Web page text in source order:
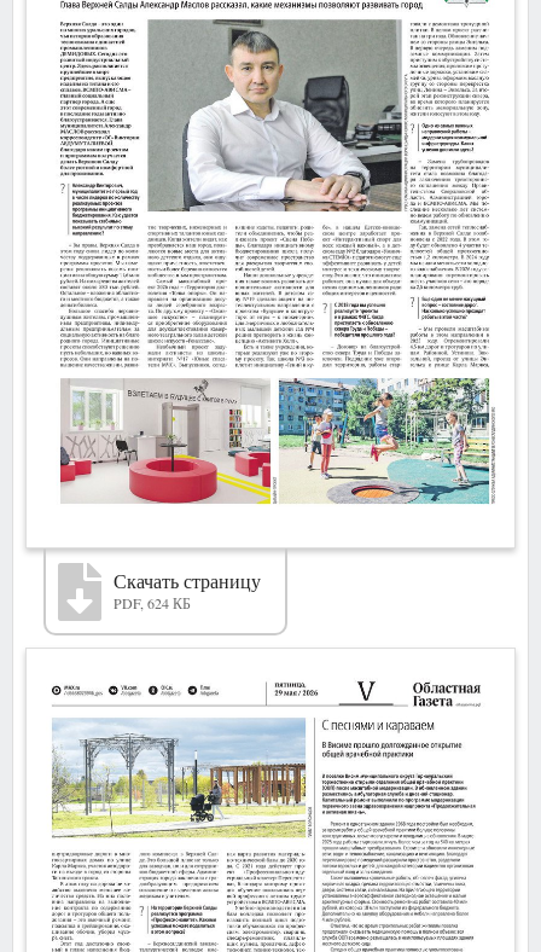
Скачать страницу
PDF, 624 КБ